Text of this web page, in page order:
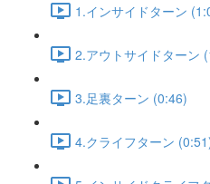
1.インサイドターン
2.アウトサイドターン
3.足裏ターン (0:46)
4.クライフターン